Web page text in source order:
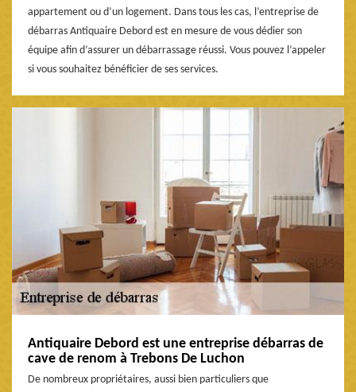
appartement ou d’un logement. Dans tous les cas, l’entreprise de
débarras Antiquaire Debord est en mesure de vous dédier son
équipe afin d’assurer un débarrassage réussi. Vous pouvez l’appeler
si vous souhaitez bénéficier de ses services.
Antiquaire Debord est une entreprise débarras de
cave de renom à Trebons De Luchon
De nombreux propriétaires, aussi bien particuliers que